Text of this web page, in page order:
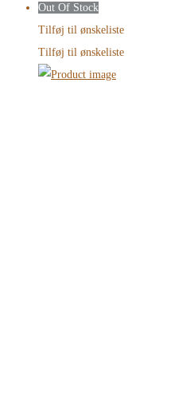
Out Of Stock
Tilføj til ønskeliste
Tilføj til ønskeliste